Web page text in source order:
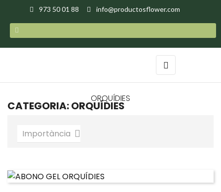
973 50 01 88 info@productosflower.com
Toggle
navigation
☰
ORQUÍDIES
CATEGORIA: ORQUÍDIES
Importància 